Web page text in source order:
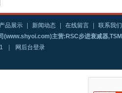
产品展示 新闻动态 在线留言
联系我们
(www.shyoi.com)主营:RSC步进衰减器
网后台登录